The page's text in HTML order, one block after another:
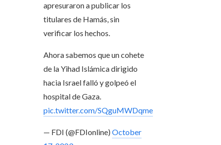
apresuraron a publicar los
titulares de Hamás, sin
verificar los hechos.
Ahora sabemos que un cohete
de la Yihad Islámica dirigido
hacia Israel falló y golpeó el
hospital de Gaza.
pic.twitter.com/SQguMWDqme
— FDI (@FDIonline) October